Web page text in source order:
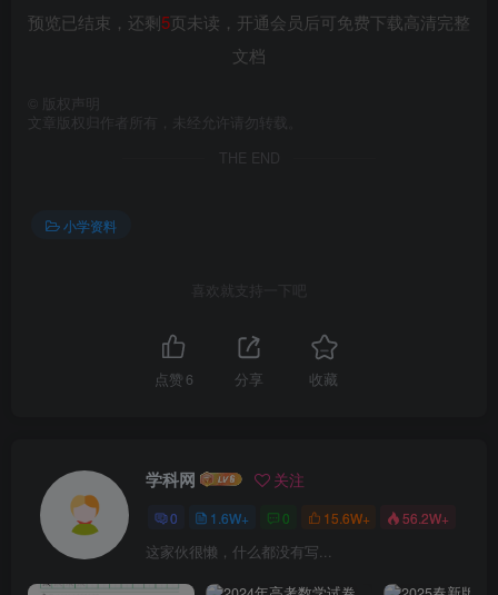
预览已结束，还剩5页未读，开通会员后可免费下载高清完整
文档
版权声明
文章版权归作者所有，未经允许请勿转载。
THE END
小学资料
喜欢就支持一下吧
点赞 6 分享 收藏
学科网 关注
0 1.6W+ 0 15.6W+ 56.2W+
这家伙很懒，什么都没有写...